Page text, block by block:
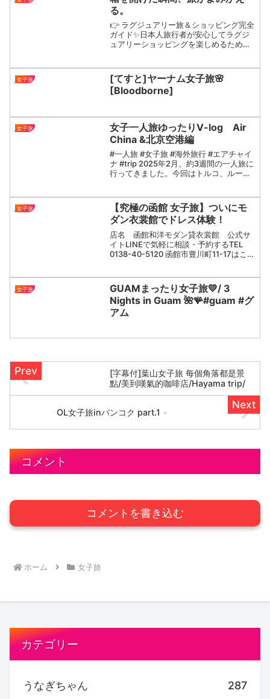
る。
👉 ラグジュアリー旅＆ショッピング完全
ガイド✨日本人旅行者が安心してラグジ
ュアリーショッピングを楽しめるための
った宝物。▼旅ルートはガイドで詳しく#
開封動画 #カルテ...
女子旅
[てすと]ヤーナム女子旅🌸
[Bloodborne]
女子旅
女子一人旅ゆったりV-log Air
China &北京空港編
#一人旅 #女子旅 #海外旅行 #エアチャイ
ナ #trip 2025年2月、約3週間の一人旅に
行ってきました。今回はトルコ、ルーマ
動画では、関西空港からイスタンブール
ま...
女子旅
【究極の函館 女子旅】ついにモ
ダン衣裳館でドレス体験！
店名 函館和洋モダン貸衣裳館 公式サ
イトLINEで気軽に相談・予約するTEL
0138-40-5120 函館市豊川町11-17はこだ
ト） 行ってみたい都市ランキングで常
にト...
女子旅
GUAMまったり女子旅💛/ 3
Nights in Guam 🌺🪸#guam #グ
アム
[字幕付]葉山女子旅 每個角落都是景
點/美到嘆氣的咖啡店/Hayama trip/
OL女子旅inバンコク part.1
コメント
コメントを書き込む
ホーム 女子旅
カテゴリー
うなぎちゃん 287